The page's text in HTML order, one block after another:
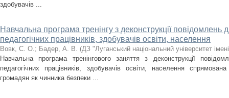
здобувачів ...
Навчальна програма тренінгу з деконструкції повідомлень
педагогічних працівників, здобувачів освіти, населення
Вовк, С. О.; Бадер, А. В. (ДЗ "Луганський національний університет
Навчальна програма тренінгового заняття з деконструкції
педагогічних працівників, здобувачів освіти, населення
громадян як чинника безпеки ...